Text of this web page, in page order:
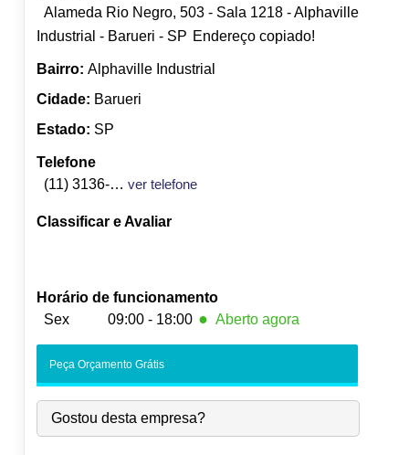
Alameda Rio Negro, 503 - Sala 1218 - Alphaville
Industrial - Barueri - SP Endereço copiado!
Bairro: Alphaville Industrial
Cidade: Barueri
Estado: SP
Telefone
(11) 3136-2822
ver telefone
Classificar e Avaliar
Horário de funcionamento
Sex
09:00 - 18:00 ● Aberto agora
-
Qua:
09:00-18:00
Qui:
09:00-18:00
●
Peça Orçamento Grátis
Gostou desta empresa?